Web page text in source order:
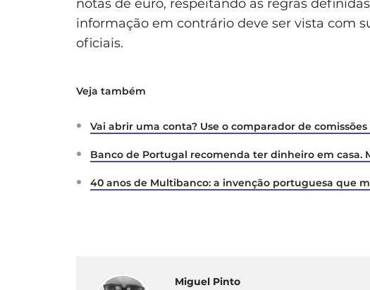
notas de euro, respeitando as regras
informação em contrário deve ser vista com
oficiais.
Veja também
Vai abrir uma conta? Use o comparador de
Banco de Portugal recomenda ter dinheiro em casa.
40 anos de Multibanco: a invenção portuguesa que
Miguel Pinto